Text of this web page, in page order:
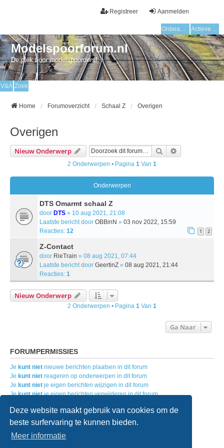
Deze website maakt gebruik van cookies om de
beste surfervaring te kunnen bieden.
Meer informatie
Aanmelden
Registreer
Onbeantwoorde onderwerpen Actieve onderwerpen
Modelspoorforum.nl
De plek voor modelspoorders!
V&A Zoek
Home Forumoverzicht Schaal Z Overigen
Overigen
Nieuw Onderwerp Zoek
2 Onderwerpen • Pagina 1 Van 1
Onderwerpen
DTS Omarmt schaal Z
door DTS » 10 aug 2021, 21:08
Laatste bericht door OBBinN » 03 nov 2022, 15:59
Reacties: 12 1 2
Z-Contact
door RieTrain » 08 aug 2021, 07:44
Laatste bericht door GeertinZ » 08 aug 2021, 21:44
Reacties: 1
Nieuw Onderwerp
2 Onderwerpen • Pagina 1 Van 1
Ga Naar
FORUMPERMISSIES
Je kunt niet nieuwe berichten plaatsen in dit forum
Je kunt niet reageren op onderwerpen in dit forum
Je kunt niet je eigen berichten wijzigen in dit forum
Jekunt nietje eigen berichten verwijderen in dit forum
Home Forumoverzicht